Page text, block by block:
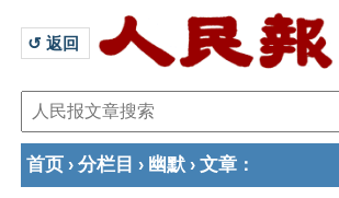
↺ 返回
首页 › 分栏目 › 幽默 › 文章 ：